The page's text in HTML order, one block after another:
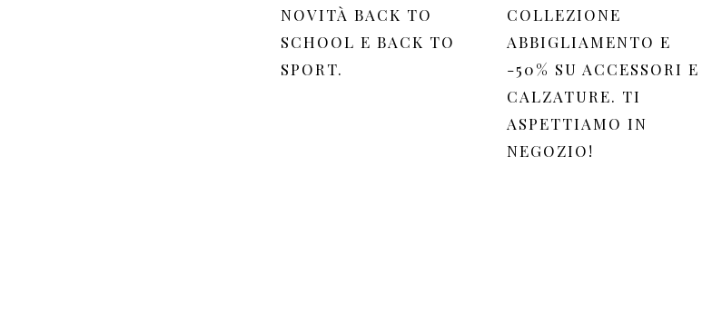
NOVITÀ BACK TO
SCHOOL E BACK TO
SPORT.
COLLEZIONE
ABBIGLIAMENTO E
-50% SU ACCESSORI E
CALZATURE. TI
ASPETTIAMO IN
NEGOZIO!